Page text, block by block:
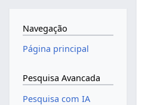
Navegação
Página principal
Pesquisa Avancada
Pesquisa com IA